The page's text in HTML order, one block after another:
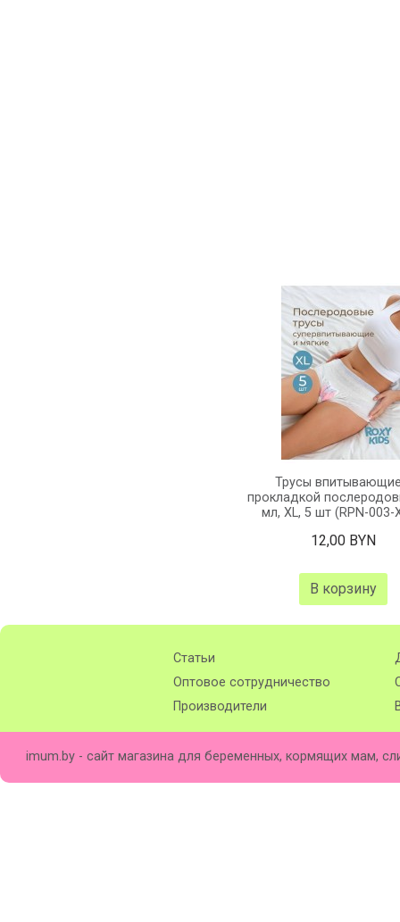
Трусы
прокладкой
мл, XL, 5 шт (RPN-003-
12,00 BYN
В корзину
Статьи
Оптовое сотрудничество
Производители
imum.by - сайт магазина для беременных, кормящих мам,